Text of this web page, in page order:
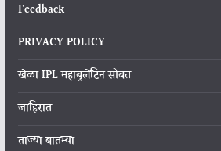
Feedback
PRIVACY POLICY
खेळा IPL महाबुलेटिन सोबत
जाहिरात
ताज्या बातम्या